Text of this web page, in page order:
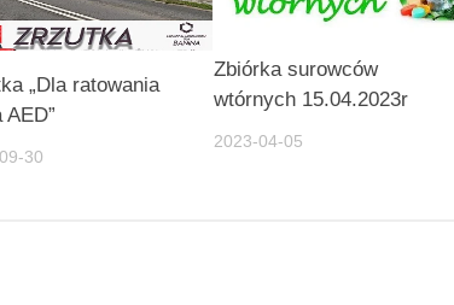
„Dla ratowania
30
Zbiórka surowców
wtórnych 15.04.2023r
2023-04-05